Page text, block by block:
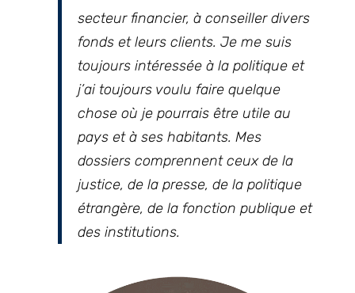
secteur financier, à conseiller divers
fonds et leurs clients. Je me suis
toujours intéressée à la politique et
j’ai toujours voulu faire quelque
chose où je pourrais être utile au
pays et à ses habitants. Mes
dossiers comprennent ceux de la
justice, de la presse, de la politique
étrangère, de la fonction publique et
des institutions.